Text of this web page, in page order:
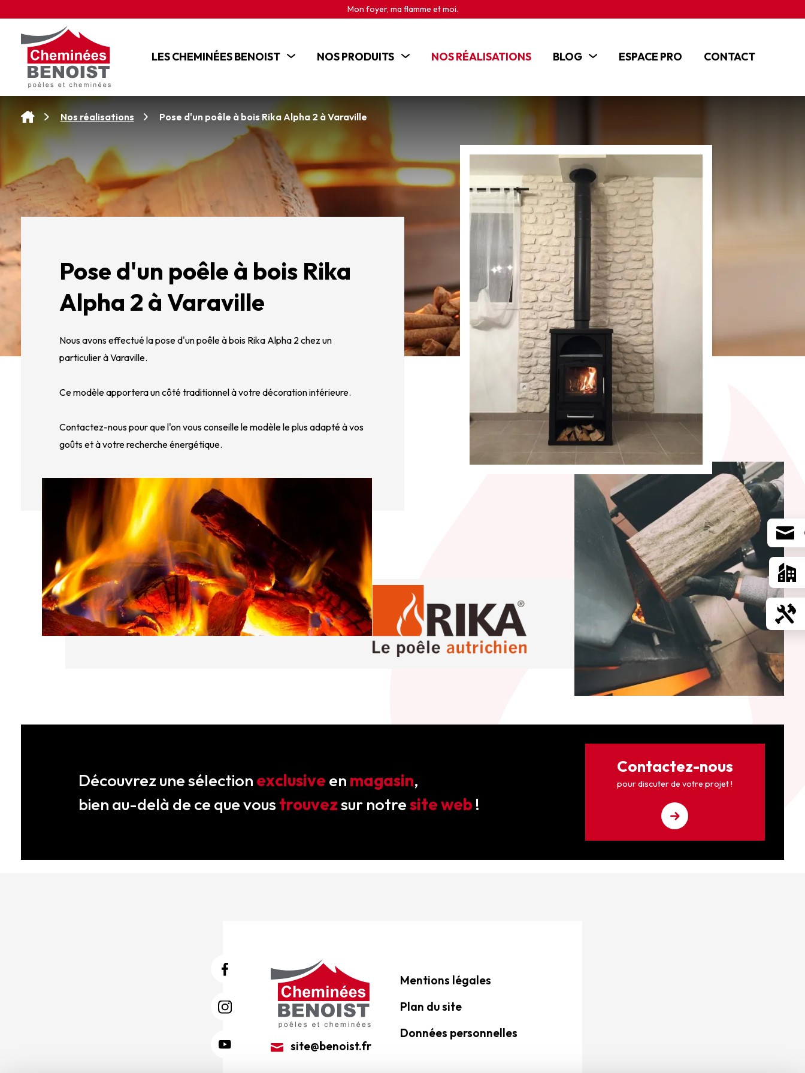
Mon foyer, ma flamme et moi.
LES CHEMINÉES BENOIST
NOS SERVICES
NOS PRODUITS
CUISINIÈRES BOIS
BRASEROS ET CHEMINÉES D'EXTÉRIEUR
NOS RÉALISATIONS BLOG ESPACE PRO CONTACT
Nos réalisations Pose d'un poêle à bois Rika Alpha 2 à Varaville
Pose d'un poêle à bois Rika
Alpha 2 à Varaville
Nous avons effectué la pose d'un poêle à bois Rika Alpha 2 chez un
particulier à Varaville.
Ce modèle apportera un côté traditionnel à votre décoration intérieure.
Contactez-nous pour que l'on vous conseille le modèle le plus adapté à vos
goûts et à votre recherche énergétique.
Découvrez une sélection exclusive en magasin,
bien au-delà de ce que vous trouvezsur notresite web !
Contactez-nous
pour discuter de votre projet !
site@benoist.fr
Mentions légales
Plan du site
Données personnelles